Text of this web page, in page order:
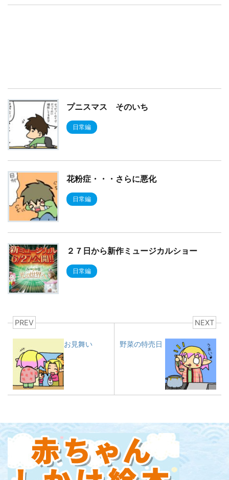
プニスマス そのいち
日常編
花粉症・・・さらに悪化
日常編
２７日から新作ミュージカルショー
日常編
PREV
お見舞い
NEXT
野菜の特売日